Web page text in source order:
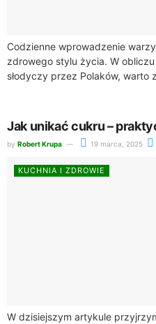
Codzienne wprowadzenie
zdrowego stylu życia. W
słodyczy przez Polaków, warto
Jak unikać cukru –
by Robert Krupa 19 marca, 2025
KUCHNIA I ZDROWIE
W dzisiejszym artykule